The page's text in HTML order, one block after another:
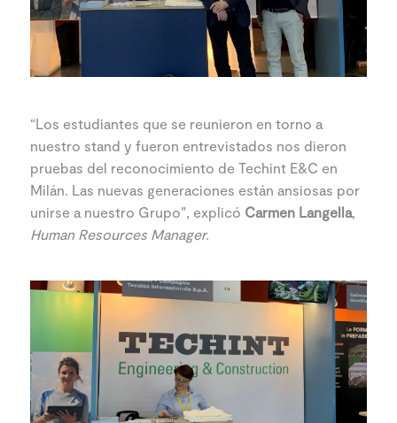
“Los estudiantes que se reunieron en torno a
nuestro stand y fueron entrevistados nos dieron
pruebas del reconocimiento de Techint E&C en
Milán. Las nuevas generaciones están ansiosas por
unirse a nuestro Grupo”, explicó Carmen Langella,
Human Resources Manager.